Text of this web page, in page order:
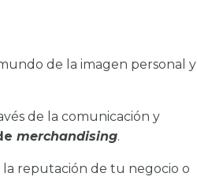
de la imagen personal y
de la comunicación y
merchandising.
la reputación de tu negocio o